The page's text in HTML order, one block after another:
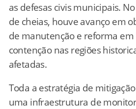
as defesas civis municipais.
de cheias, houve avanço em
de manutenção e reforma
contenção nas regiões
afetadas.
Toda a estratégia de
uma infraestrutura de